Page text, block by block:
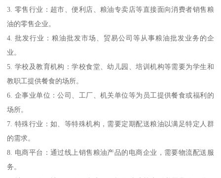
3. 零售行业：超市、便利店、粮油专卖店等直接面向消费者销售粮
油的零售企业。
4. 批发行业：粮油批发市场、贸易公司等从事粮油批发业务的企
业。
5. 学校及教育机构：学校食堂、幼儿园、培训机构等需要为学生和
教职工提供餐食的场所。
6. 企事业单位：公司、工厂、机关单位等为员工提供餐食或福利的
场所。
7. 特殊行业：如、等特殊机构，需要定期配送粮油以满足特定人群
的需求。
8. 电商平台：通过线上销售粮油产品的电商企业，需要物流配送服
务。